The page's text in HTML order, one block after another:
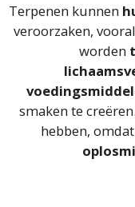
Terpenen kunnen
veroorzaken,
worden
smaken te
hebben,